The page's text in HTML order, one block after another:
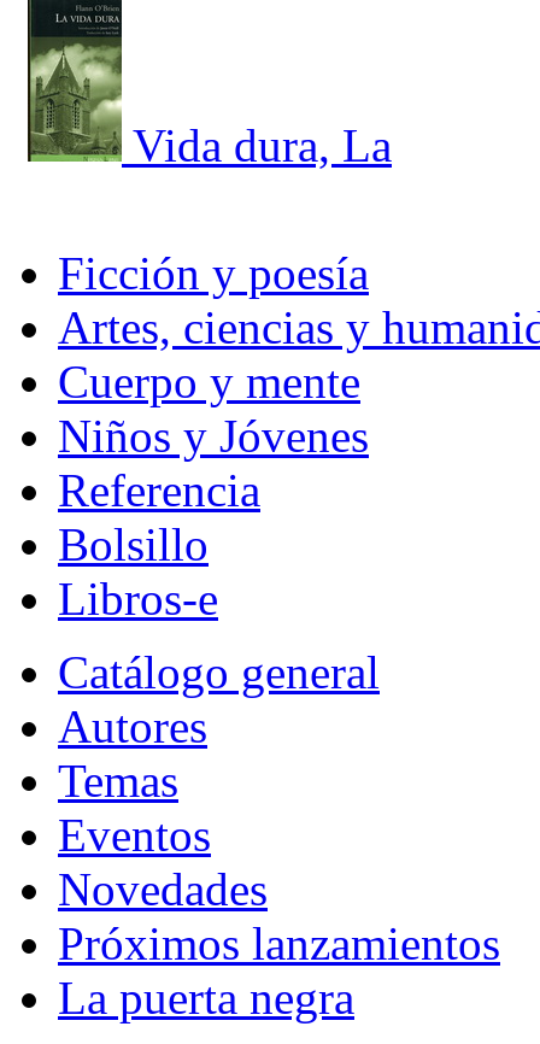
Vida dura, La
Ficción y poesía
Artes, ciencias y
Cuerpo y mente
Niños y Jóvenes
Referencia
Bolsillo
Libros-e
Catálogo general
Autores
Temas
Eventos
Novedades
Próximos lanzamientos
La puerta negra